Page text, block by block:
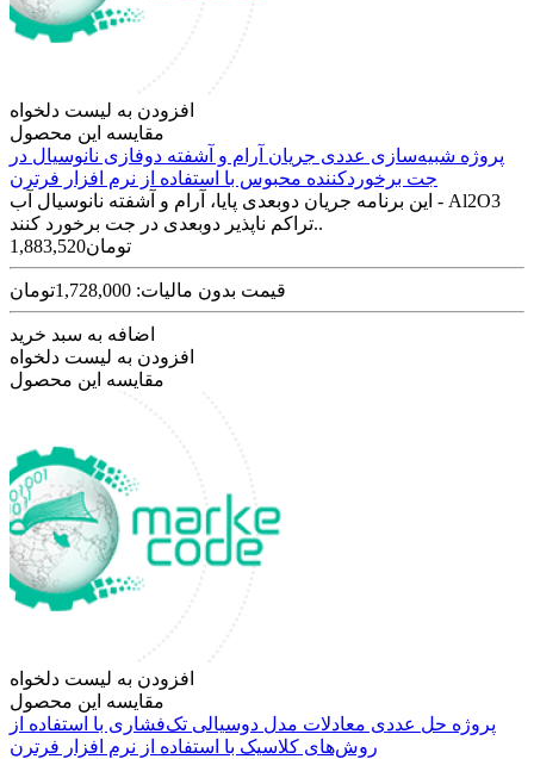
افزودن به لیست دلخواه
مقایسه این محصول
پروژه شبیه‌سازی عددی جریان آرام و آشفته دوفازی نانوسیال در
جت برخوردکننده محبوس با استفاده از نرم افزار فرترن
این برنامه جریان دوبعدی پایا، آرام و آشفته نانوسیال آب - Al2O3
تراکم ناپذیر دوبعدی در جت برخورد کنند..
1,883,520تومان
قیمت بدون مالیات: 1,728,000تومان
اضافه به سبد خرید
افزودن به لیست دلخواه
مقایسه این محصول
افزودن به لیست دلخواه
مقایسه این محصول
پروژه حل عددی معادلات مدل دوسیالی تک‌فشاری با استفاده از
روش‌های کلاسیک با استفاده از نرم افزار فرترن